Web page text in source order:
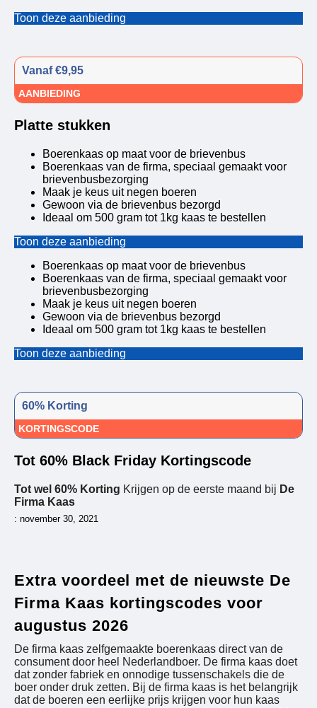
Toon deze aanbieding
Vanaf €9,95
AANBIEDING
Platte stukken
Boerenkaas op maat voor de brievenbus
Boerenkaas van de firma, speciaal gemaakt voor
brievenbusbezorging
Maak je keus uit negen boeren
Gewoon via de brievenbus bezorgd
Ideaal om 500 gram tot 1kg kaas te bestellen
Toon deze aanbieding
Boerenkaas op maat voor de brievenbus
Boerenkaas van de firma, speciaal gemaakt voor
brievenbusbezorging
Maak je keus uit negen boeren
Gewoon via de brievenbus bezorgd
Ideaal om 500 gram tot 1kg kaas te bestellen
Toon deze aanbieding
60% Korting
KORTINGSCODE
Tot 60% Black Friday Kortingscode
Tot wel 60% Korting Krijgen op de eerste maand bij De
Firma Kaas
: november 30, 2021
Extra voordeel met de nieuwste De
Firma Kaas kortingscodes voor
augustus 2026
De firma kaas zelfgemaakte boerenkaas direct van de
consument door heel Nederlandboer. De firma kaas doet
dat zonder fabriek en onnodige tussenschakels die de
boer onder druk zetten. Bij de firma kaas is het belangrijk
dat de boeren een eerlijke prijs krijgen voor hun kaas